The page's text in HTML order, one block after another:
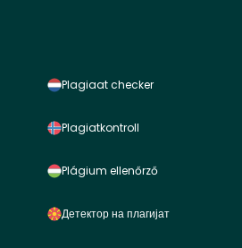
Plagiaat checker
Plagiatkontroll
Plágium ellenőrző
Детектор на плагијат